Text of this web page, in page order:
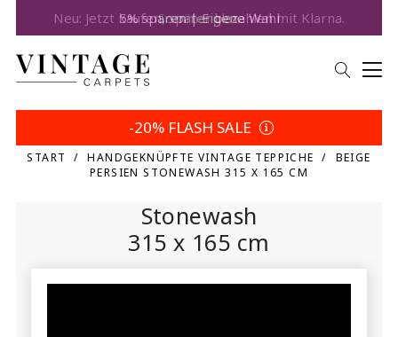
5% sparen | Eigene Wahl
-20% FLASH SALE
START HANDGEKNÜPFTE VINTAGE TEPPICHE
BEIGE
PERSIEN STONEWASH 315 X 165 CM
Stonewash
315 x 165 cm